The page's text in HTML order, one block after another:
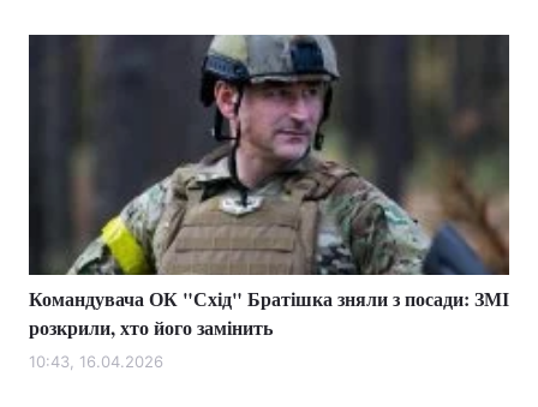
Командувача ОК "Схід" Братішка зняли з посади: ЗМІ
розкрили, хто його замінить
10:43, 16.04.2026